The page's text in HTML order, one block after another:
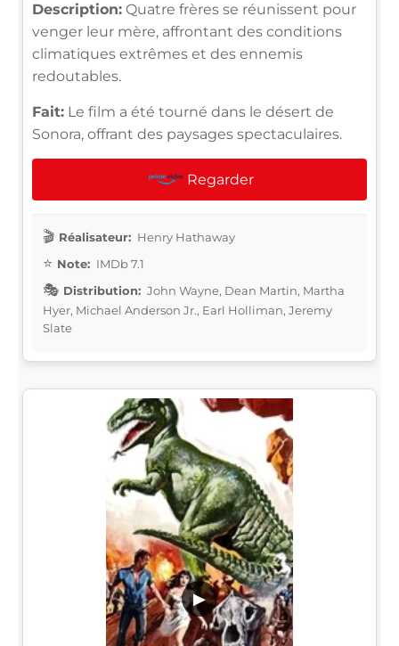
Description: Quatre frères se réunissent pour
venger leur mère, affrontant des conditions
climatiques extrêmes et des ennemis
redoutables.
Fait: Le film a été tourné dans le désert de
Sonora, offrant des paysages spectaculaires.
Regarder
Réalisateur: Henry Hathaway
Note: IMDb 7.1
Distribution: John Wayne, Dean Martin, Martha
Hyer, Michael Anderson Jr., Earl Holliman, Jeremy
Slate
▶